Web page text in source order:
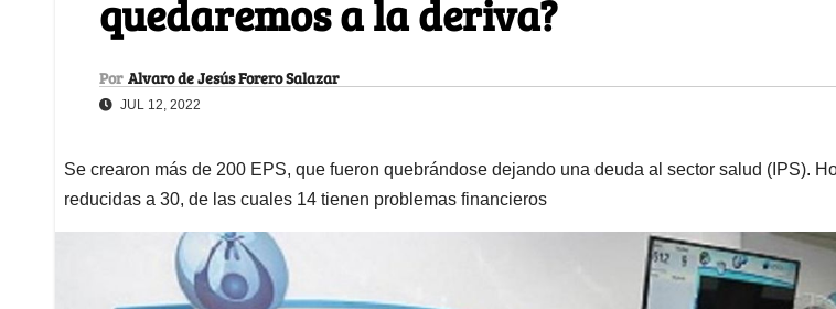
quedaremos a la deriva?
Por Alvaro de Jesús Forero Salazar
JUL 12, 2022
Se crearon más de 200 EPS, que fueron quebrándose dejando una deuda al sector salud (IPS).
reducidas a 30, de las cuales 14 tienen problemas financieros